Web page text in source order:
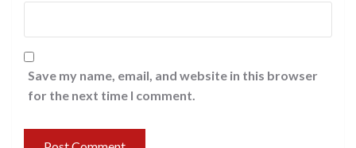
Save my name, email, and website in this browser
for the next time I comment.